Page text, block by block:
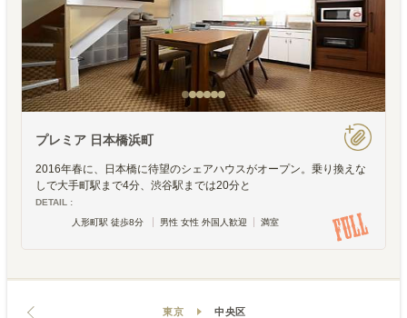
プレミア 日本橋浜町
2016年春に、日本橋に待望のシェアハウスがオープン。乗り換えな
しで大手町駅まで4分、渋谷駅までは20分と
DETAIL :
人形町駅 徒歩8分
男性 女性 外国人歓迎 満室
東京 中央区